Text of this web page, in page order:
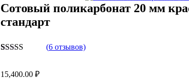
Сотовый поликарбонат 20 мм
стандарт
основе
(6отзывов)
15,400.00 ₽